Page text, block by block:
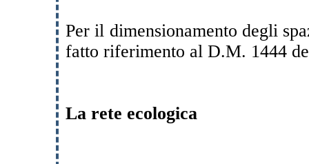
Per il dimensionamento degli
fatto riferimento al D.M. 1444
La rete ecologica